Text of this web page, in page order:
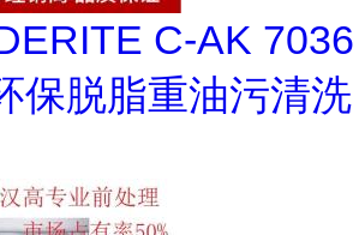
C-AK 7036
保脱脂重油污清洗